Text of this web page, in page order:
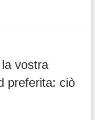
vostra
preferita: ciò